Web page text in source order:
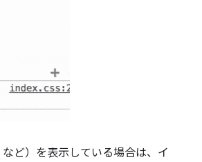
など）を表示している場合は、イ